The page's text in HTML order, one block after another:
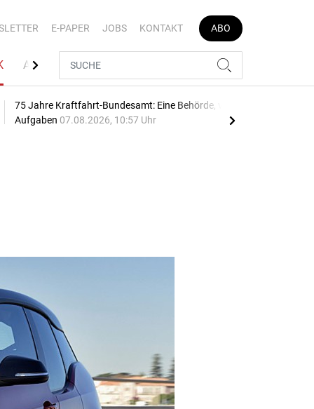
E-PAPER JOBS KONTAKT ABO
AUTOJOB
75 Jahre Kraftfahrt-Bundesamt: Eine Behörde, viele
Aufgaben 07.08.2026, 10:57 Uhr